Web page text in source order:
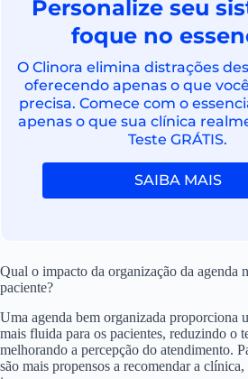
Personalize seu
foque no
O Clinora elimina distrações
oferecendo apenas o que
precisa. Comece com o
apenas o que sua clínica
Teste GRÁTIS.
SAIBA MAIS
Qual o impacto da organização da agenda
paciente?
Uma agenda bem organizada proporciona
mais fluida para os pacientes, reduzindo o
melhorando a percepção do atendimento.
são mais propensos a recomendar a